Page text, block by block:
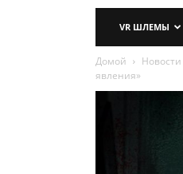
VR ШЛЕМЫ
Домой
явления»